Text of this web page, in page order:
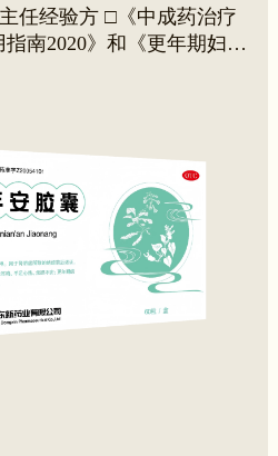
任经验方 □《中成药治疗
南2020》和《更年期妇女